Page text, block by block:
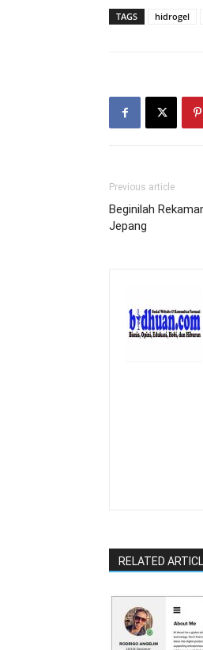
TAGS hidrogel
Previous article
Beginilah
Jepang
RELATED